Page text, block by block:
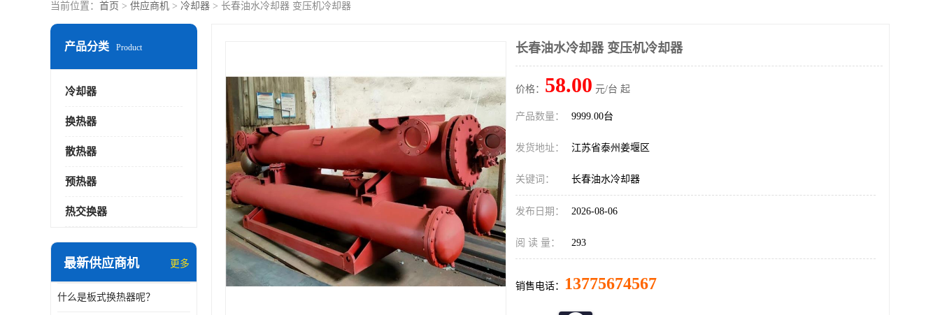
当前位置： 首页 > 供应商机 > 冷却器 > 长春油水冷却器 变压机冷却器
产品分类 Product
冷却器
换热器
散热器
预热器
热交换器
最新供应商机 更多
什么是板式换热器呢？
长春油水冷却器 变压机冷却器
价格： 58.00 元/台 起
产品数量： 9999.00台
发货地址： 江苏省泰州姜堰区
关键词： 长春油水冷却器
发布日期： 2026-08-06
阅 读 量： 293
销售电话： 13775674567